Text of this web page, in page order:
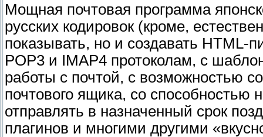
Мощная почтовая программа
русских кодировок (кроме,
показывать, но и создавать
POP3 и IMAP4 протоколам, с
работы с почтой, с возможностью
почтового ящика, со способностью
отправлять в назначенный срок
плагинов и многими другими